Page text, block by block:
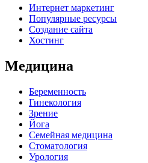
Интернет маркетинг
Популярные ресурсы
Создание сайта
Хостинг
Медицина
Беременность
Гинекология
Зрение
Йога
Семейная медицина
Стоматология
Урология